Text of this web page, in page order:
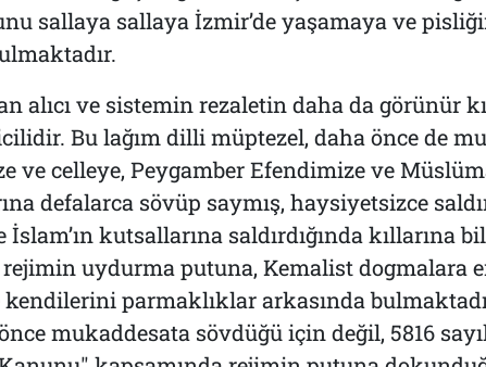
sallaya sallaya İzmir’de yaşamaya ve
alıcı ve sistemin rezaletin daha da görünür
Bu lağım dilli müptezel, daha önce de
ve celleye, Peygamber Efendimize ve
defalarca sövüp saymış, haysiyetsizce
kutsallarına saldırdığında kıllarına
uydurma putuna, Kemalist dogmalara
parmaklıklar arkasında
mukaddesata sövdüğü için değil, 5816